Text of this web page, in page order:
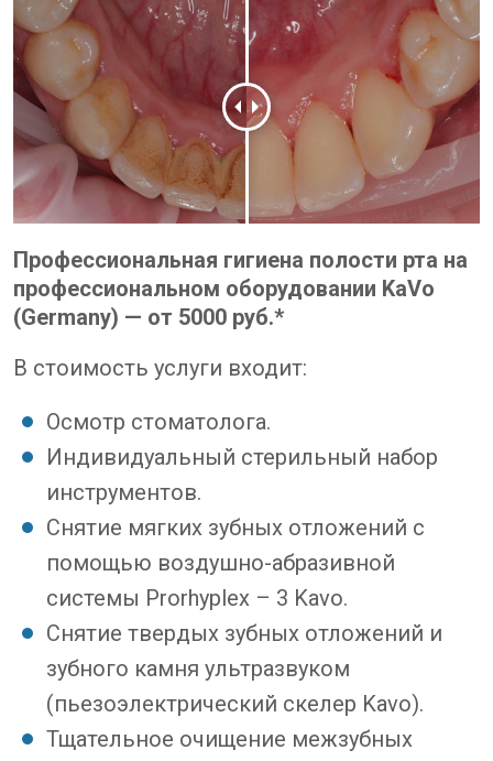
Профессиональная гигиена полости рта на
профессиональном оборудовании KaVo
(Germany) — от 5000 руб.*
В стоимость услуги входит:
Осмотр стоматолога.
Индивидуальный стерильный набор
инструментов.
Снятие мягких зубных отложений с
помощью воздушно-абразивной
системы Prorhyplex – 3 Kavo.
Cнятие твердых зубных отложений и
зубного камня ультразвуком
(пьезоэлектрический скелер Kavo).
Тщательное очищение межзубных